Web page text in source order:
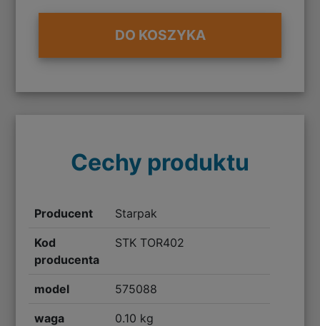
DO KOSZYKA
Cechy produktu
Producent Starpak
Kod
producenta
STK TOR402
model 575088
waga 0.10 kg